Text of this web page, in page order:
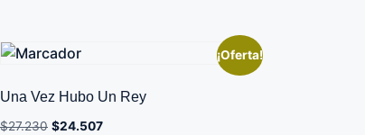
¡Oferta!
Una Vez Hubo Un Rey
$27.230 $24.507